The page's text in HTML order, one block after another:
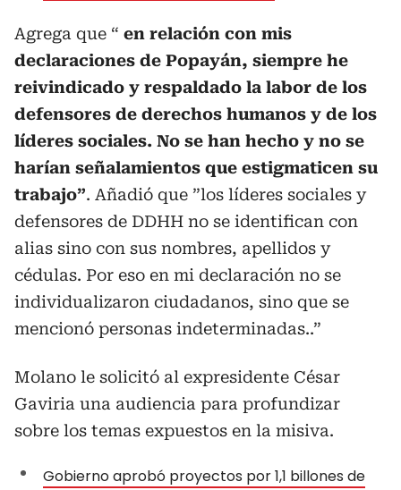
Agrega que “ en relación con mis
declaraciones de Popayán, siempre he
reivindicado y respaldado la labor de los
defensores de derechos humanos y de los
líderes sociales. No se han hecho y no se
harían señalamientos que estigmaticen su
trabajo”. Añadió que ”los líderes sociales y
defensores de DDHH no se identifican con
alias sino con sus nombres, apellidos y
cédulas. Por eso en mi declaración no se
individualizaron ciudadanos, sino que se
mencionó personas indeterminadas..”
Molano le solicitó al expresidente César
Gaviria una audiencia para profundizar
sobre los temas expuestos en la misiva.
Gobierno aprobó proyectos por 1,1 billones de